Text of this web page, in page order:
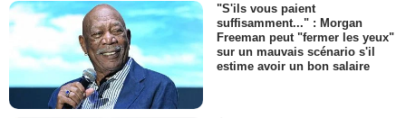
"S'ils vous paient
suffisamment..." : Morgan
Freeman peut "fermer les yeux"
sur un mauvais scénario s'il
estime avoir un bon salaire